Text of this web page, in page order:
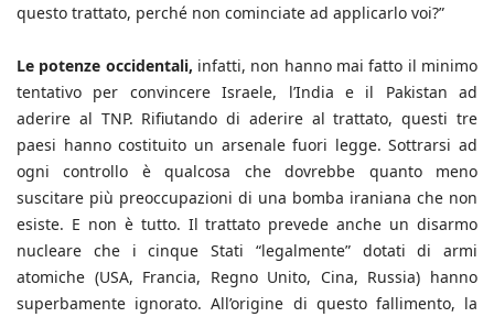
questo trattato, perché non cominciate ad applicarlo voi?”
Le potenze occidentali, infatti, non hanno mai fatto il minimo
tentativo per convincere Israele, l’India e il Pakistan ad
aderire al TNP. Rifiutando di aderire al trattato, questi tre
paesi hanno costituito un arsenale fuori legge. Sottrarsi ad
ogni controllo è qualcosa che dovrebbe quanto meno
suscitare più preoccupazioni di una bomba iraniana che non
esiste. E non è tutto. Il trattato prevede anche un disarmo
nucleare che i cinque Stati “legalmente” dotati di armi
atomiche (USA, Francia, Regno Unito, Cina, Russia) hanno
superbamente ignorato. All’origine di questo fallimento, la